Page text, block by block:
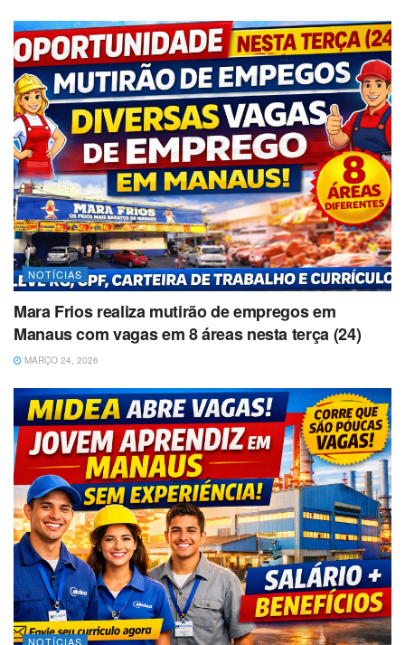
NOTÍCIAS
Mara Frios realiza mutirão de empregos em
Manaus com vagas em 8 áreas nesta terça (24)
MARÇO 24, 2026
NOTÍCIAS